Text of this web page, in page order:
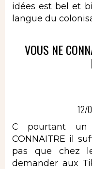
idées est bel et
langue du
VOUS NE
12/
C pourtant un
CONNAITRE il
pas que chez
demander aux